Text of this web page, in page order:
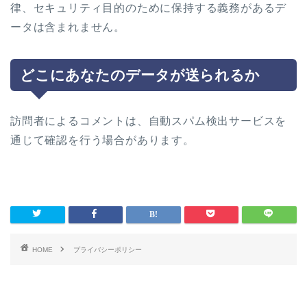
律、セキュリティ目的のために保持する義務があるデ
ータは含まれません。
どこにあなたのデータが送られるか
訪問者によるコメントは、自動スパム検出サービスを
通じて確認を行う場合があります。
HOME プライバシーポリシー